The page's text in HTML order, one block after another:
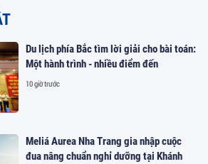
Du lịch phía Bắc tìm lời giải cho bài toán:
Một hành trình - nhiều điểm đến
10 giờ trước
Meliá Aurea Nha Trang gia nhập cuộc
đua nâng chuẩn nghỉ dưỡng tại Khánh